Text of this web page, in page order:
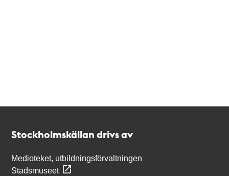
Stockholmskällan drivs av
Medioteket, utbildningsförvaltningen
Stadsmuseet